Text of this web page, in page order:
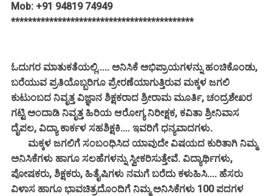
Mob: +91 94819 74949
*******************************************
ಓದುಗರ ಮಾತುಕತೆಯಲ್ಲಿ..... ಅನಿಸಿಕೆ ಅಭಿಪ್ರಾಯಗಳನ್ನು ಹಂಚಿಕೊಂಡು,
ಬರೆಯುವ ಪ್ರತಿಯೊಬ್ಬರಿಗೂ ಪ್ರೇರಣೆಯಾಗುತ್ತಿರುವ ಮಕ್ಕಳ ಜಗಲಿ
ಕುಟುಂಬದ ನಿವೃತ್ತ ವಿಜ್ಞಾನ ಶಿಕ್ಷಕರಾದ ಶ್ರೀರಾಮ ಮೂರ್ತಿ, ಚಂದ್ರಶೇಖರ
ಗಟ್ಟಿ ಅಂದಾಡಿ ನಿವೃತ್ತ ಹಿರಿಯ ಆರೋಗ್ಯ ನಿರೀಕ್ಷಕ, ಕವಿತಾ ಶ್ರೀನಿವಾಸ
ದೈಪಲ, ವಿದ್ಯಾ ಕಾರ್ಕಳ ಸಹಶಿಕ್ಷಕಿ.... ಇವರಿಗೆ ಧನ್ಯವಾದಗಳು.
ಮಕ್ಕಳ ಜಗಲಿಗೆ ಸಂಬಂಧಿಸಿದ ಯಾವುದೇ ವಿಷಯದ ಕುರಿತಾಗಿ ನಿಮ್ಮ
ಅನಿಸಿಕೆಗಳು ಹಾಗೂ ಸಲಹೆಗಳನ್ನು ಸ್ವೀಕರಿಸುತ್ತೇವೆ. ವಿದ್ಯಾರ್ಥಿಗಳು,
ಪೋಷಕರು, ಶಿಕ್ಷಕರು, ಹಿತೈಷಿಗಳು ನಮಗೆ ಬರೆದು ಕಳುಹಿಸಿ.... ಹೆಸರು
ವಿಳಾಸ ಹಾಗೂ ಭಾವಚಿತ್ರದೊಂದಿಗೆ ನಿಮ್ಮ ಅನಿಸಿಕೆಗಳು 100 ಪದಗಳ